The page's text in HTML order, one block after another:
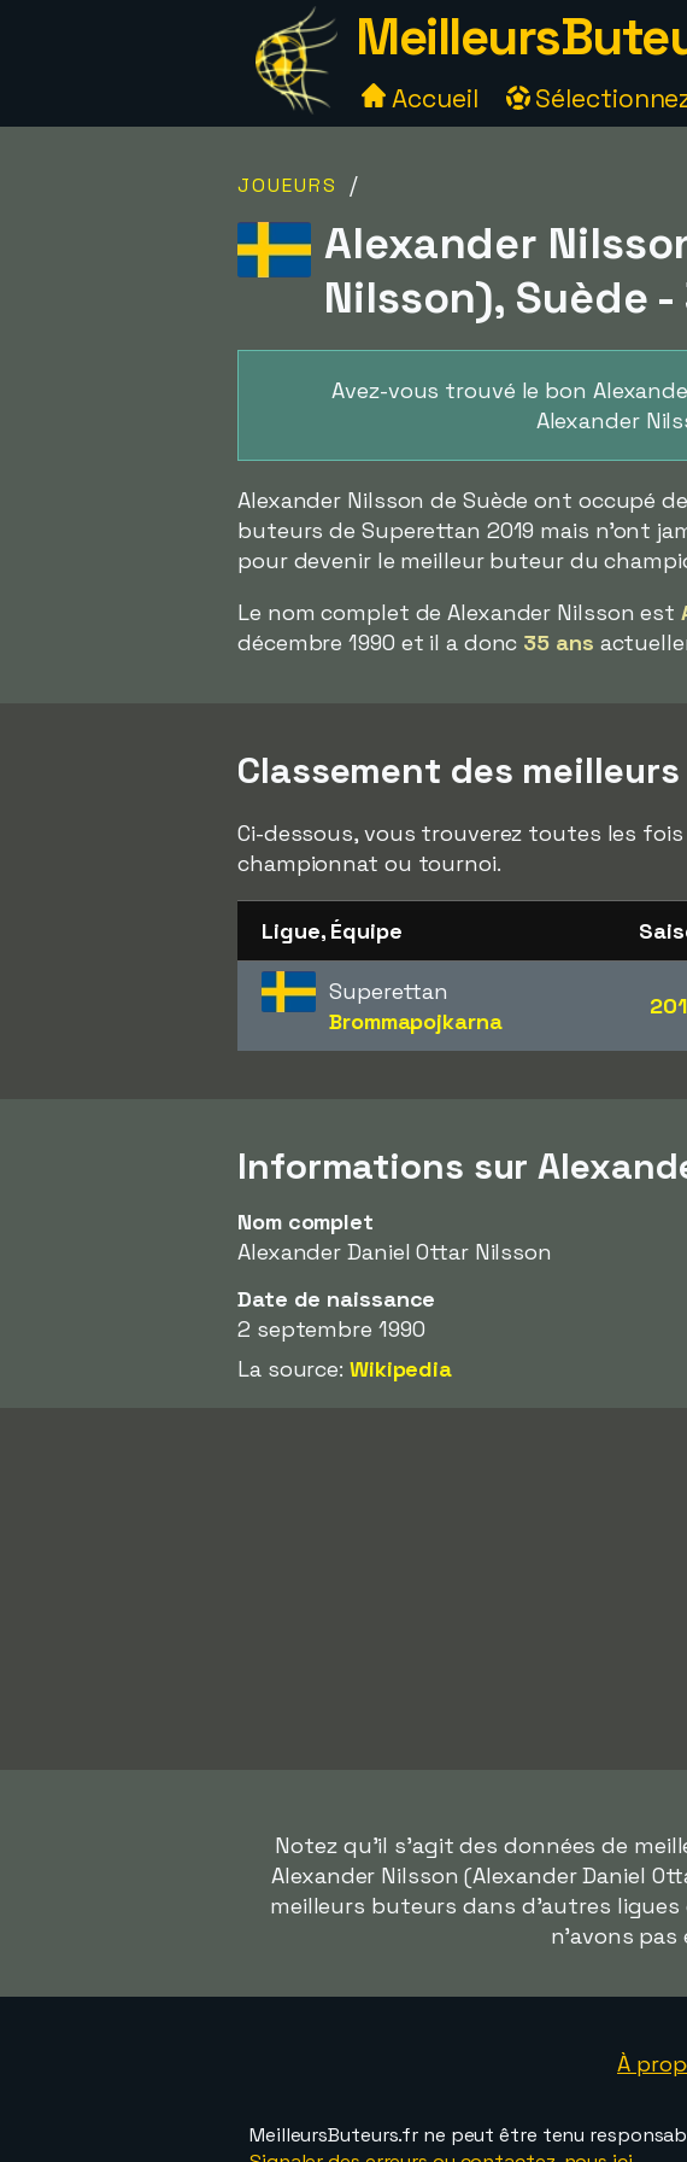
Accueil
JOUEURS /
Alexander
Nilsson), Suède -
Avez-vous trouvé le bon
Alexander
Alexander Nilsson de Suède ont occupé
buteurs de Superettan 2019 mais n'ont
pour devenir le meilleur buteur du
Le nom complet de Alexander Nilsson est
décembre 1990 et il a donc 35 ans
Classement des
Ci-dessous, vous trouverez toutes les
championnat ou tournoi.
Ligue, Équipe
Superettan
Brommapojkarna
Informations sur
Nom complet
Alexander Daniel Ottar Nilsson
Date de naissance
2 septembre 1990
La source: Wikipedia
Notez qu'il s'agit des données de
Alexander Nilsson (Alexander Daniel
meilleurs buteurs dans d'autres
n'avons pas
À
MeilleursButeurs.fr ne peut être tenu